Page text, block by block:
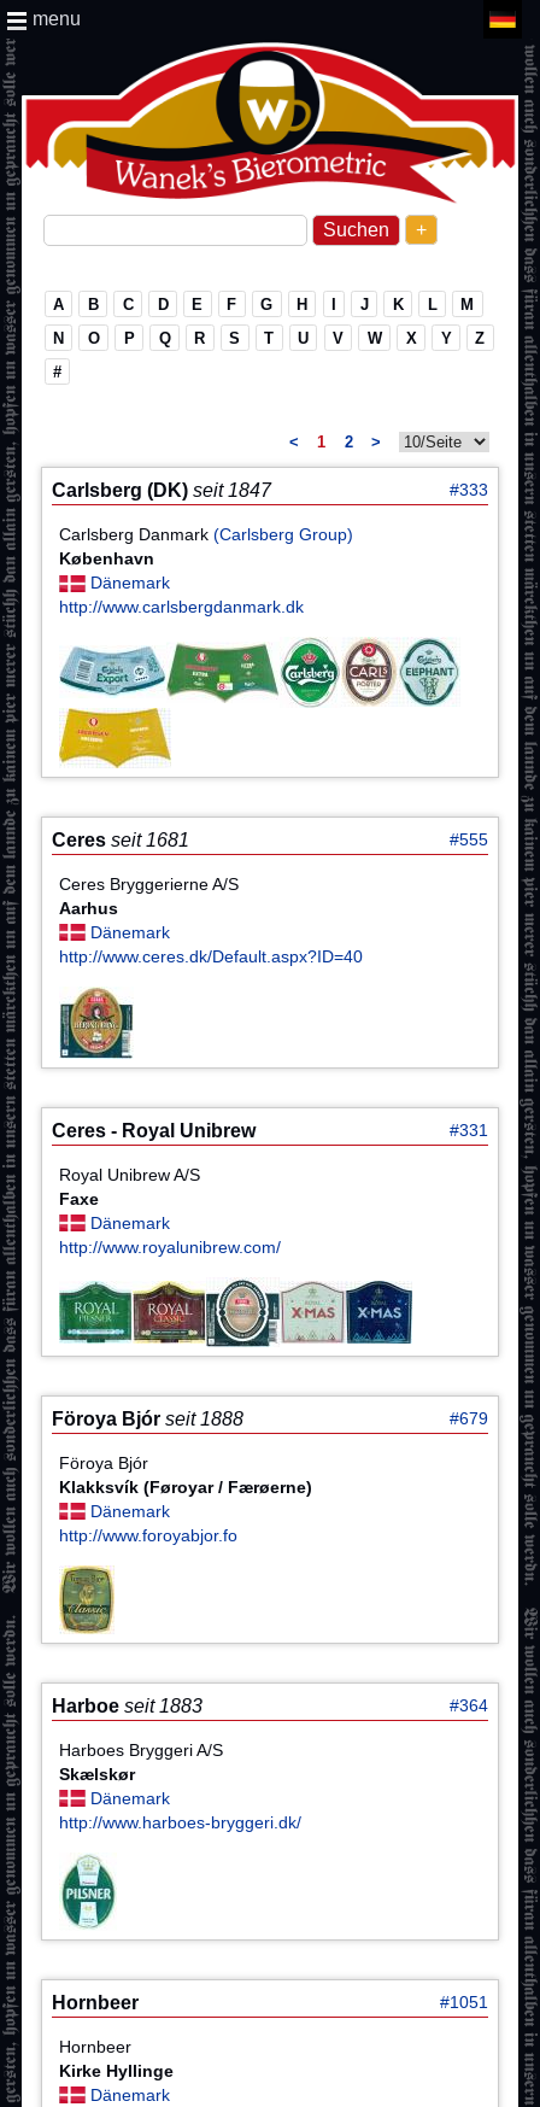
+
menu
A B C D E F G H I J K L
M
N
O P Q R S T U V W X Y
Z
#
< 1 2 >
Carlsberg (DK) seit 1847 #333
Carlsberg Danmark(Carlsberg Group)
København
Dänemark
http://www.carlsbergdanmark.dk
Ceres seit 1681 #555
Ceres Bryggerierne A/S
Aarhus
Dänemark
http://www.ceres.dk/Default.aspx?ID=40
Ceres - Royal Unibrew #331
Royal Unibrew A/S
Faxe
Dänemark
http://www.royalunibrew.com/
Föroya Bjór seit 1888 #679
Föroya Bjór
Klakksvík (Føroyar / Færøerne)
Dänemark
http://www.foroyabjor.fo
Harboe seit 1883 #364
Harboes Bryggeri A/S
Skælskør
Dänemark
http://www.harboes-bryggeri.dk/
Hornbeer​ #1051
Hornbeer​
Kirke Hyllinge
Dänemark